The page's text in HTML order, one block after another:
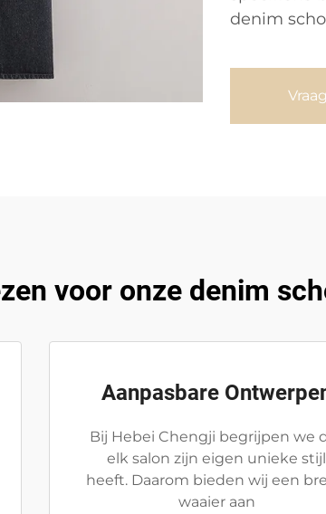
denim
voor onze denim
Aanpasbare
Bij Hebei Chengji begrijpen we
elk salon zijn eigen unieke stijl
heeft. Daarom bieden wij een
waaier aan